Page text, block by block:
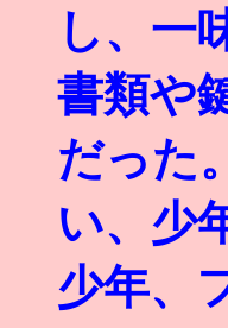
し、一
書類や
だった
い、少
少年、